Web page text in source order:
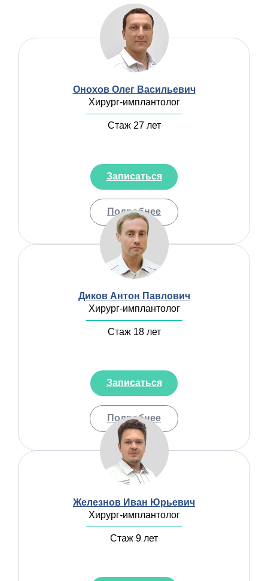
Онохов Олег Васильевич
Хирург-имплантолог
Стаж 27 лет
Подробнее
Записаться
Диков Антон Павлович
Хирург-имплантолог
Стаж 18 лет
Подробнее
Записаться
Железнов Иван Юрьевич
Хирург-имплантолог
Стаж 9 лет